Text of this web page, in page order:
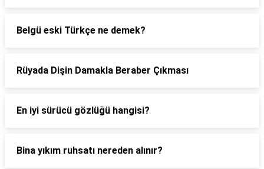
Belgü eski Türkçe ne demek?
Rüyada Dişin Damakla Beraber Çıkması
En iyi sürücü gözlüğü hangisi?
Bina yıkım ruhsatı nereden alınır?